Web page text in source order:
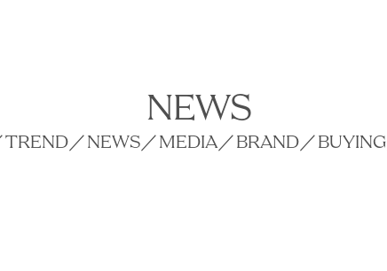
NEWS
TREND／ NEWS／ MEDIA／ BRAND／ BUYING